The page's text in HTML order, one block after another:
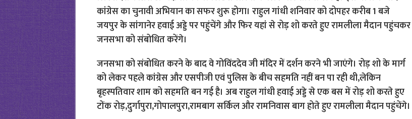
कांग्रेस का चुनावी अभियान का सफर शुरू होगा। राहुल गांधी शनिवार को दोपहर करीब 1 बजे
जयपुर के सांगानेर हवाई अड्डे पर पहुंचेंगे और फिर यहां से रोड़ शो करते हुए रामलीला मैदान पहुंचकर
जनसभा को संबोधित करेंगे।
जनसभा को संबोधित करने के बाद वे गोविंददेव जी मंदिर में दर्शन करने भी जाएंगे। रोड़ शो के मार्ग
को लेकर पहले कांग्रेस और एसपीजी एवं पुलिस के बीच सहमति नहीं बन पा रही थी,लेकिन
बृहस्पतिवार शाम को सहमति बन गई है। अब राहुल गांधी हवाई अड्डे से एक बस में रोड़ शो करते हुए
टोंक रोड़,दुर्गापुरा,गोपालपुरा,रामबाग सर्किल और रामनिवास बाग होते हुए रामलीला मैदान पहुंचेंगे।